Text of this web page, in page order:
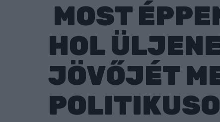
MOST
HOL
JÖVŐJÉT